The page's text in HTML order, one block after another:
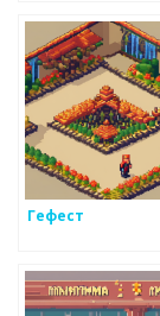
Гефест